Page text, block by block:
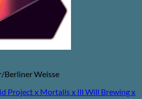
Weisse
Project x Mortalis x Ill Will Brewing x